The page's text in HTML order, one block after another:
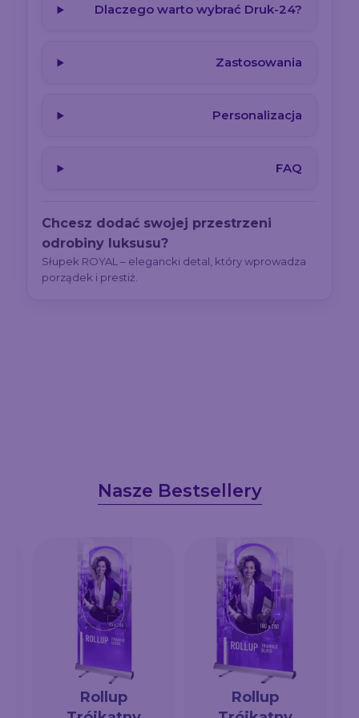
Dlaczego warto wybrać Druk-24?
Zastosowania
Personalizacja
FAQ
Chcesz dodać swojej przestrzeni
odrobiny luksusu?
Słupek ROYAL – elegancki detal, który wprowadza
porządek i prestiż.
Nasze Bestsellery
Rollup
Rollup